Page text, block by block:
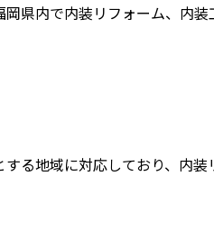
県内で内装リフォーム、内
る地域に対応しており、内装